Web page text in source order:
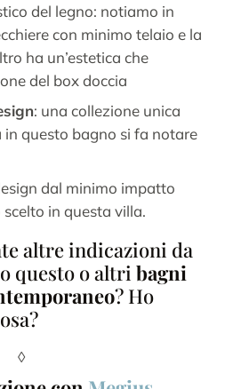
del legno: notiamo in
con minimo telaio e la
ha un’estetica che
del box doccia
: una collezione unica
in questo bagno si fa notare
dal minimo impatto
in questa villa.
altre indicazioni da
questo o altri bagni
? Ho
◊